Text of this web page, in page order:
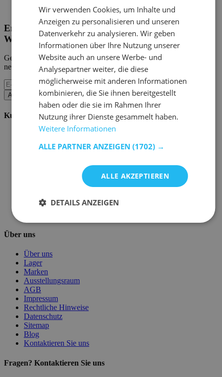
Home Emob|Mein Konto
Erhalten Sie unsere neuen Kollektionen und
Werbeaktionen.
Geben Sie uns Ihre E-Mail und Sie werden monatlich über die
neuesten Ereignisse informiert.
Abonnieren
Kundenservice
Zahlungsmöglichkeiten
Stornieren oder retournieren
Pflegehinweise
Paswort Vergessen?
Über uns
Über uns
Lager
Marken
Ausstellungsraum
AGB
Impressum
Rechtliche Hinweise
Datenschutz
Sitemap
Blog
Kontaktieren Sie uns
Fragen? Kontaktieren Sie uns
Wir verwenden Cookies, um Inhalte und
Anzeigen zu personalisieren und unseren
Datenverkehr zu analysieren. Wir geben
Informationen über Ihre Nutzung unserer
Website auch an unsere Werbe- und
Analysepartner weiter, die diese
möglicherweise mit anderen Informationen
kombinieren, die Sie ihnen bereitgestellt
haben oder die sie im Rahmen Ihrer
Nutzung ihrer Dienste gesammelt haben.
Weitere Informationen
ALLE PARTNER ANZEIGEN (1702) →
ALLE AKZEPTIEREN
DETAILS ANZEIGEN